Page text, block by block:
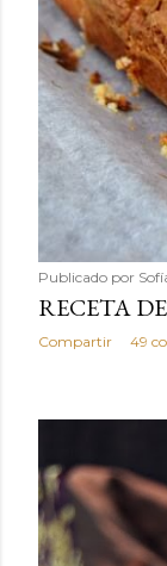
Publicado por
RECETA
Compartir 49